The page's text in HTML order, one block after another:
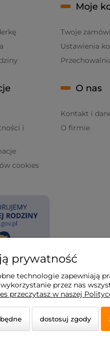
Moje
Twoje
Ustawienia
i
cookies
O nas
Kontakt i
O firmie
prywatność
technologie zapewniają
przez nas
przeczytasz w naszej
dostosuj zgody